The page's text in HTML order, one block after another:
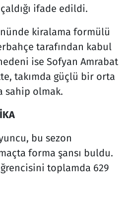
ifade edildi.
kiralama formülü
tarafından kabul
ise Sofyan Amrabat
takımda güçlü bir orta
sahip olmak.
bu sezon
forma şansı buldu.
toplamda 629